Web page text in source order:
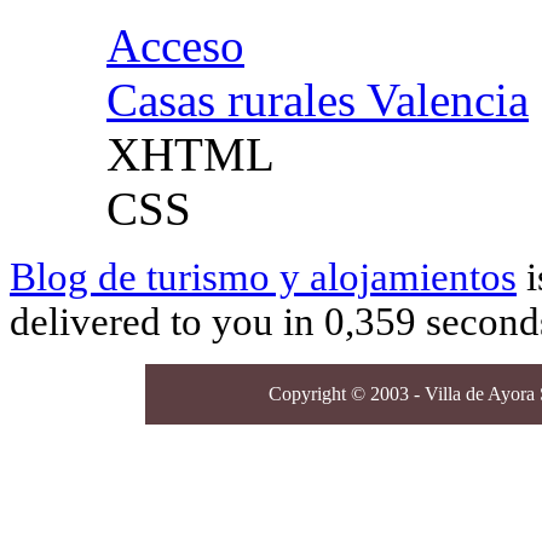
Acceso
Casas rurales Valencia
XHTML
CSS
Blog de turismo y alojamientos
delivered to you in 0,359
Copyright © 2003 - Villa de Ayora